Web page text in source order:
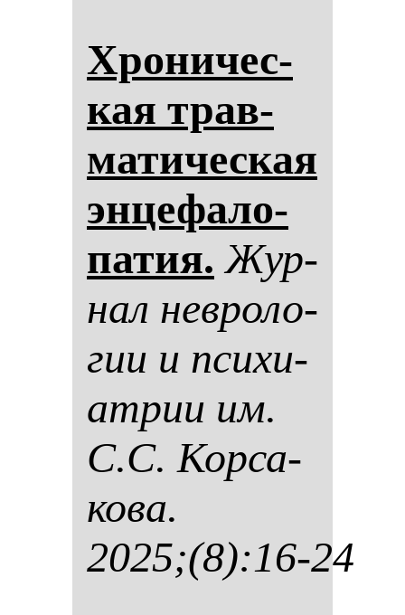
Хро­ни­чес­
кая трав­
ма­ти­чес­кая
эн­це­фа­ло­
па­тия. Жур­
нал нев­ро­ло­
гии и пси­хи­
ат­рии им.
С.С. Кор­са­
ко­ва.
2025;(8):16-24